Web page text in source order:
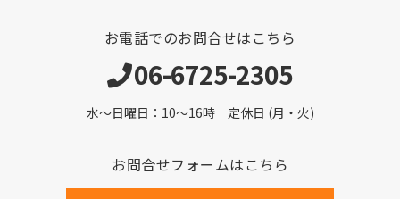
お電話でのお問合せはこちら
06-6725-2305
水～日曜日：10～16時 定休日 (月・火)
お問合せフォームはこちら